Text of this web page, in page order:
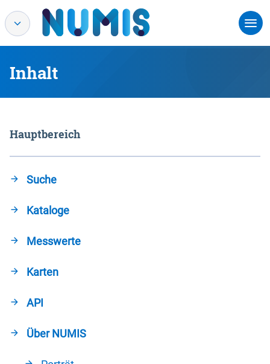
Inhalt
Hauptbereich
Suche
Kataloge
Messwerte
Karten
API
Über NUMIS